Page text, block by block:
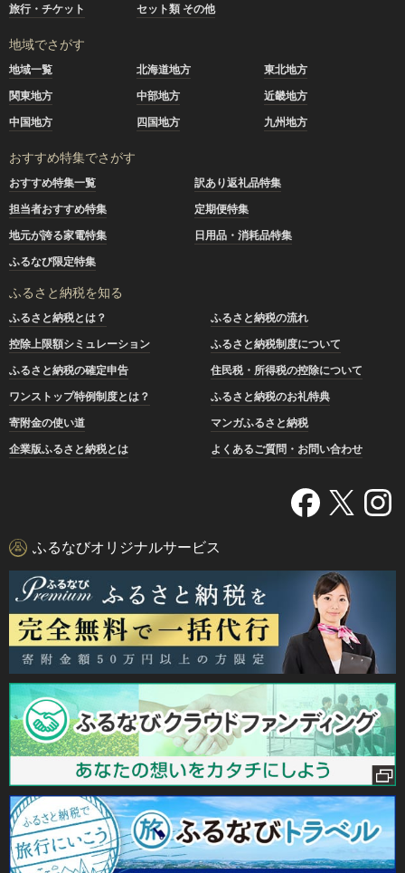
旅行・チケット
セット類 その他
地域でさがす
地域一覧 北海道地方
東北地方
関東地方
中部地方
近畿地方
中国地方
四国地方 九州地方
おすすめ特集でさがす
おすすめ特集一覧
訳あり返礼品特集
担当者おすすめ特集
定期便特集
地元が誇る家電特集
日用品・消耗品特集
ふるなび限定特集
ふるさと納税を知る
ふるさと納税とは？
ふるさと納税の流れ
控除上限額シミュレーション
ふるさと納税制度について
ふるさと納税の確定申告
住民税・所得税の控除について
ワンストップ特例制度とは？
ふるさと納税のお礼特典
寄附金の使い道
マンガふるさと納税
企業版ふるさと納税とは
よくあるご質問・お問い合わせ
ふるなびオリジナルサービス